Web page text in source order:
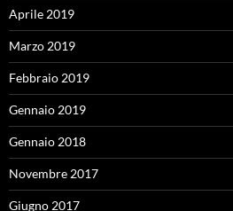
Aprile 2019
Marzo 2019
Febbraio 2019
Gennaio 2019
Gennaio 2018
Novembre 2017
Giugno 2017